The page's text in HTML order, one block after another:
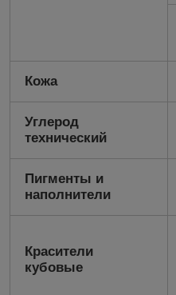
Кожа
Углерод
технический
Пигменты и
наполнители
Красители
кубовые